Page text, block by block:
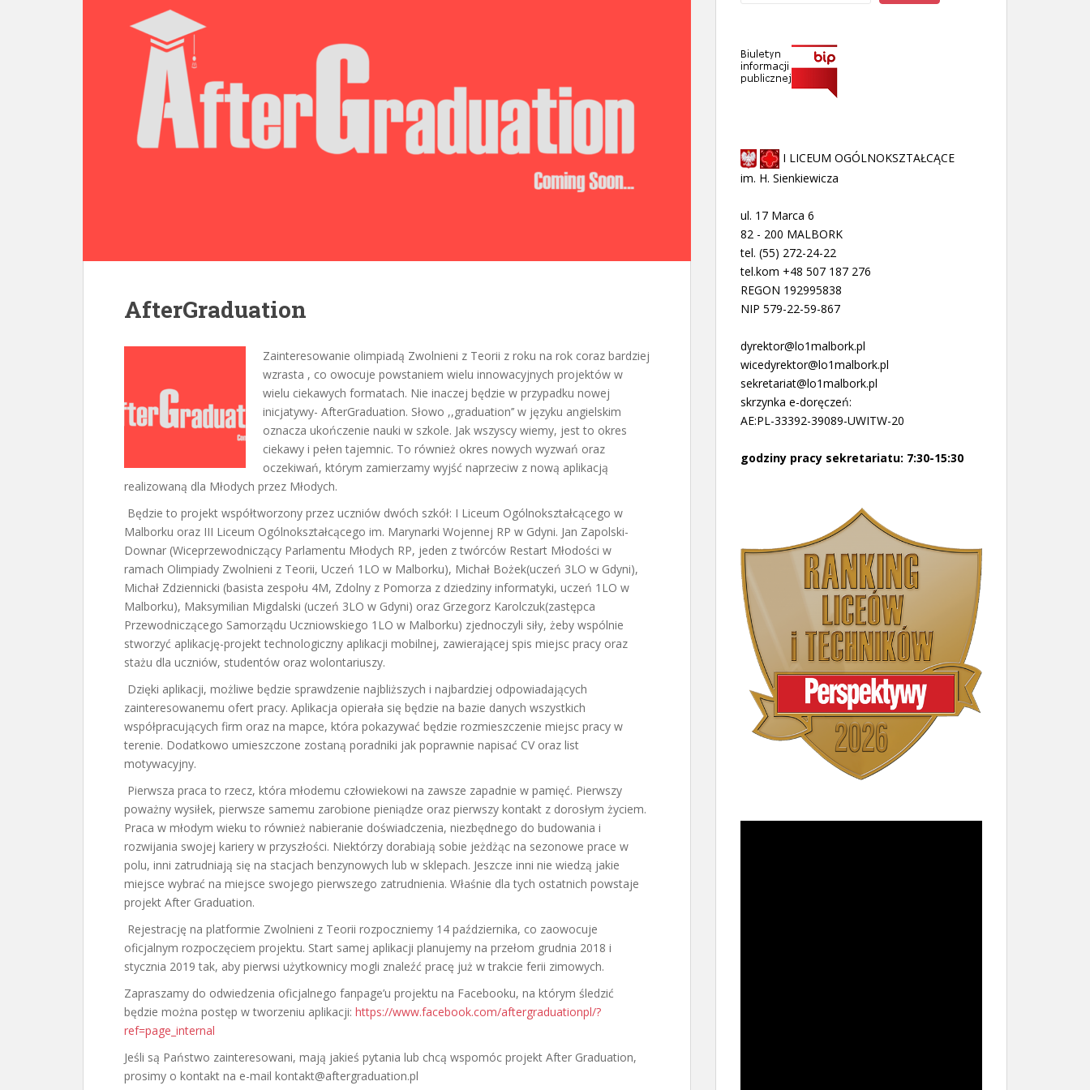
AfterGraduation
Zainteresowanie olimpiadą Zwolnieni z Teorii z roku na rok coraz bardziej
wzrasta , co owocuje powstaniem wielu innowacyjnych projektów w
wielu ciekawych formatach. Nie inaczej będzie w przypadku nowej
inicjatywy- AfterGraduation. Słowo ,,graduation’’ w języku angielskim
oznacza ukończenie nauki w szkole. Jak wszyscy wiemy, jest to okres
ciekawy i pełen tajemnic. To również okres nowych wyzwań oraz
oczekiwań, którym zamierzamy wyjść naprzeciw z nową aplikacją
realizowaną dla Młodych przez Młodych.
Będzie to projekt współtworzony przez uczniów dwóch szkół: I Liceum Ogólnokształcącego w
Malborku oraz III Liceum Ogólnokształcącego im. Marynarki Wojennej RP w Gdyni. Jan Zapolski-
Downar (Wiceprzewodniczący Parlamentu Młodych RP, jeden z twórców Restart Młodości w
ramach Olimpiady Zwolnieni z Teorii, Uczeń 1LO w Malborku), Michał Bożek(uczeń 3LO w Gdyni),
Michał Zdziennicki (basista zespołu 4M, Zdolny z Pomorza z dziedziny informatyki, uczeń 1LO w
Malborku), Maksymilian Migdalski (uczeń 3LO w Gdyni) oraz Grzegorz Karolczuk(zastępca
Przewodniczącego Samorządu Uczniowskiego 1LO w Malborku) zjednoczyli siły, żeby wspólnie
stworzyć aplikację-projekt technologiczny aplikacji mobilnej, zawierającej spis miejsc pracy oraz
stażu dla uczniów, studentów oraz wolontariuszy.
Dzięki aplikacji, możliwe będzie sprawdzenie najbliższych i najbardziej odpowiadających
zainteresowanemu ofert pracy. Aplikacja opierała się będzie na bazie danych wszystkich
współpracujących firm oraz na mapce, która pokazywać będzie rozmieszczenie miejsc pracy w
terenie. Dodatkowo umieszczone zostaną poradniki jak poprawnie napisać CV oraz list
motywacyjny.
Pierwsza praca to rzecz, która młodemu człowiekowi na zawsze zapadnie w pamięć. Pierwszy
poważny wysiłek, pierwsze samemu zarobione pieniądze oraz pierwszy kontakt z dorosłym życiem.
Praca w młodym wieku to również nabieranie doświadczenia, niezbędnego do budowania i
rozwijania swojej kariery w przyszłości. Niektórzy dorabiają sobie jeżdżąc na sezonowe prace w
polu, inni zatrudniają się na stacjach benzynowych lub w sklepach. Jeszcze inni nie wiedzą jakie
miejsce wybrać na miejsce swojego pierwszego zatrudnienia. Właśnie dla tych ostatnich powstaje
projekt After Graduation.
Rejestrację na platformie Zwolnieni z Teorii rozpoczniemy 14 października, co zaowocuje
oficjalnym rozpoczęciem projektu. Start samej aplikacji planujemy na przełom grudnia 2018 i
stycznia 2019 tak, aby pierwsi użytkownicy mogli znaleźć pracę już w trakcie ferii zimowych.
Zapraszamy do odwiedzenia oficjalnego fanpage’u projektu na Facebooku, na którym śledzić
będzie można postęp w tworzeniu aplikacji: https://www.facebook.com/aftergraduationpl/?
ref=page_internal
Jeśli są Państwo zainteresowani, mają jakieś pytania lub chcą wspomóc projekt After Graduation,
prosimy o kontakt na e-mail kontakt@aftergraduation.pl
I LICEUM OGÓLNOKSZTAŁCĄCE
im. H. Sienkiewicza
ul. 17 Marca 6
82 - 200 MALBORK
tel. (55) 272-24-22
tel.kom +48 507 187 276
REGON 192995838
NIP 579-22-59-867
dyrektor@lo1malbork.pl
wicedyrektor@lo1malbork.pl
sekretariat@lo1malbork.pl
skrzynka e-doręczeń:
AE:PL-33392-39089-UWITW-20
godziny pracy sekretariatu: 7:30-15:30